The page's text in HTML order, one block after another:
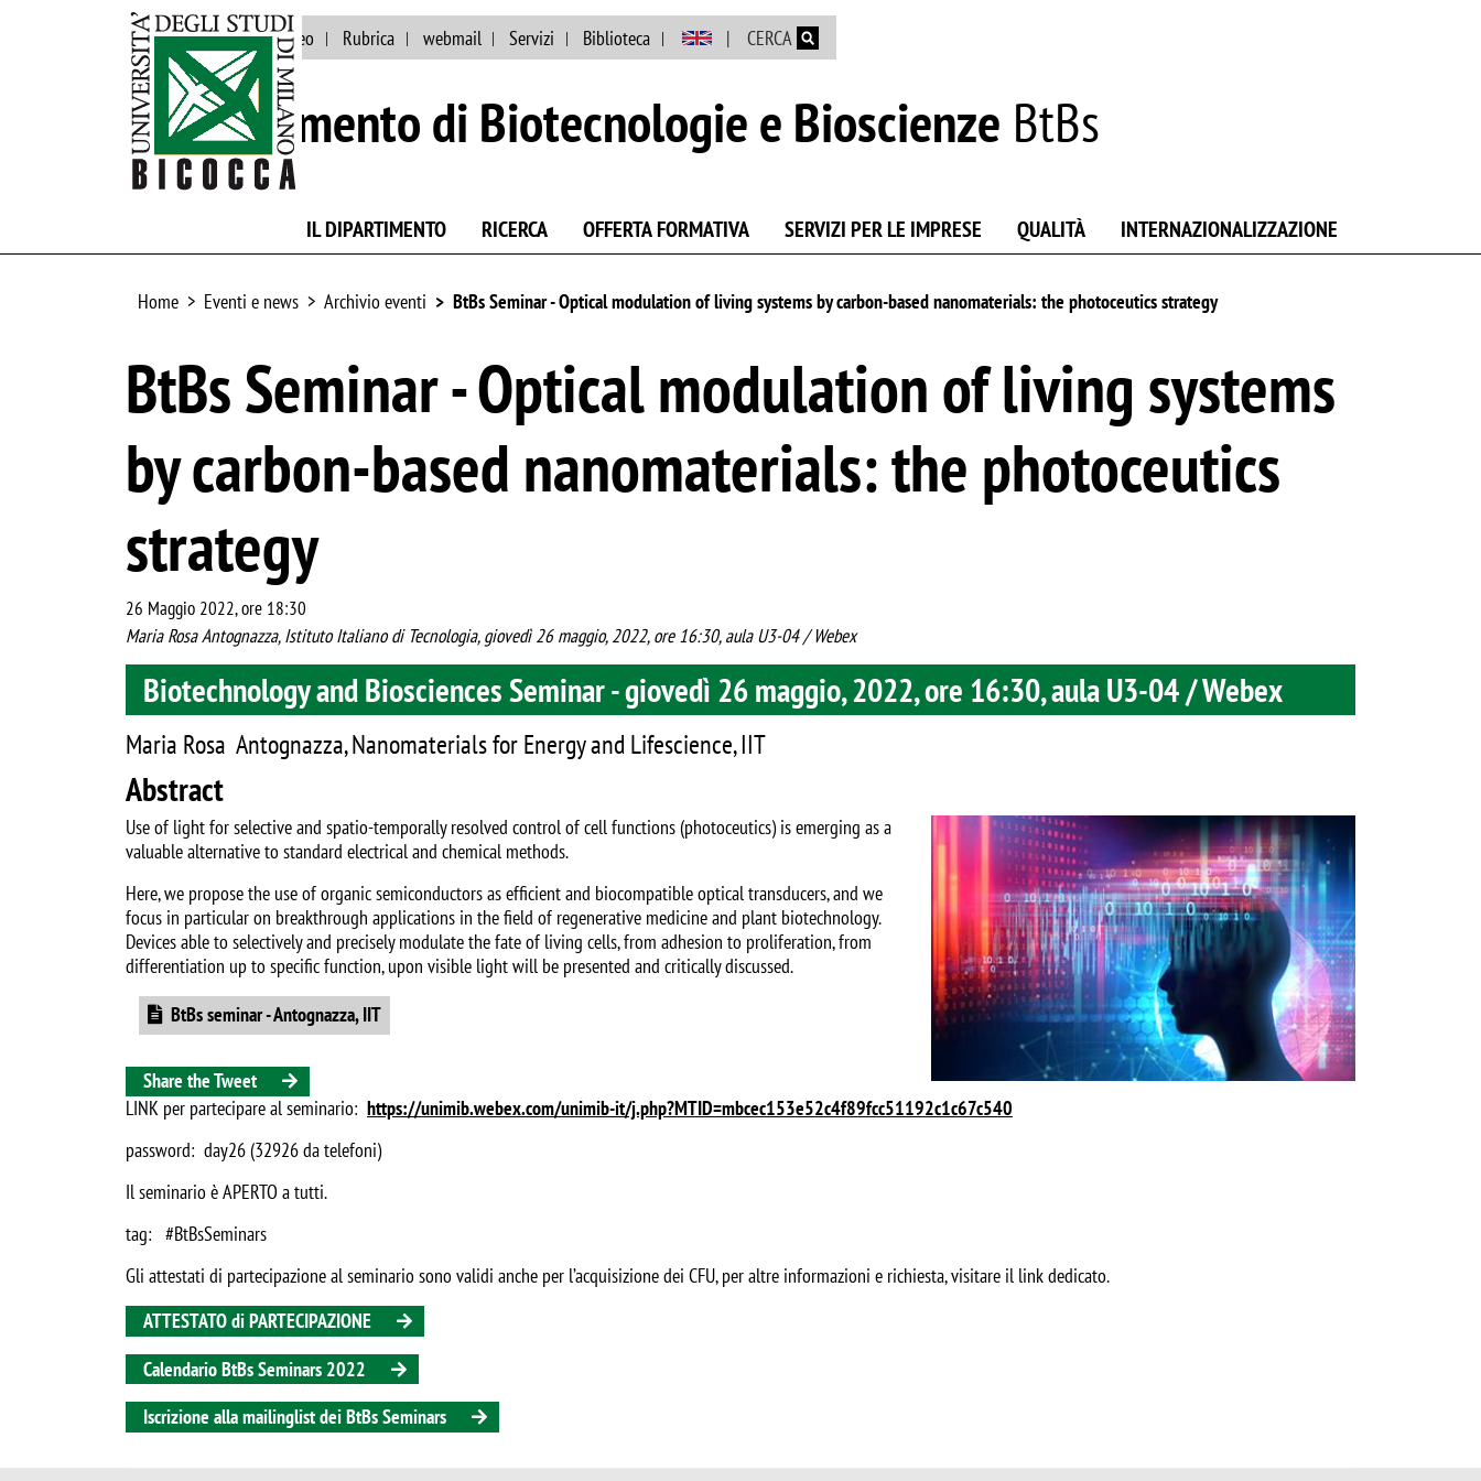
Salta al contenuto principale
Eventi e news Ateneo Rubrica webmail Servizi Biblioteca CERCA
Dipartimento di Biotecnologie e Bioscienze BtBs
IL DIPARTIMENTO RICERCA OFFERTA FORMATIVA SERVIZI PER LE IMPRESE QUALITÀ INTERNAZIONALIZZAZIONE
Home Eventi e news Archivio eventi BtBs Seminar - Optical modulation of living systems by carbon-based nanomaterials: the photoceutics strategy
BtBs Seminar - Optical modulation of living systems
by carbon-based nanomaterials: the photoceutics
strategy
26 Maggio 2022, ore 18:30
Maria Rosa Antognazza, Istituto Italiano di Tecnologia, giovedì 26 maggio, 2022, ore 16:30, aula U3-04 / Webex
Biotechnology and Biosciences Seminar - giovedì 26 maggio, 2022, ore 16:30, aula U3-04 / Webex
Maria Rosa Antognazza, Nanomaterials for Energy and Lifescience, IIT
Abstract
Image
Use of light for selective and spatio-temporally resolved control of cell functions (photoceutics) is emerging as a
valuable alternative to standard electrical and chemical methods.
Here, we propose the use of organic semiconductors as efficient and biocompatible optical transducers, and we
focus in particular on breakthrough applications in the field of regenerative medicine and plant biotechnology.
Devices able to selectively and precisely modulate the fate of living cells, from adhesion to proliferation, from
differentiation up to specific function, upon visible light will be presented and critically discussed.
DocumentBtBs seminar - Antognazza, IIT
Share the Tweet
LINK per partecipare al seminario: https://unimib.webex.com/unimib-it/j.php?MTID=mbcec153e52c4f89fcc51192c1c67c540
password: day26 (32926 da telefoni)
Il seminario è APERTO a tutti.
tag: #BtBsSeminars
Gli attestati di partecipazione al seminario sono validi anche per l’acquisizione dei CFU, per altre informazioni e richiesta, visitare il link dedicato.
ATTESTATO di PARTECIPAZIONE
Calendario BtBs Seminars 2022
Iscrizione alla mailinglist dei BtBs Seminars